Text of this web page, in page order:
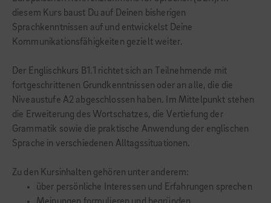
diesem Kurs baust Du auf Deinen bisherigen
Sprachkenntnissen auf und entwickelst Deine
Kommunikationsfähigkeiten gezielt weiter.
Der Englischkurs B1.1 richtet sich an Teilnehmende mit
fortgeschrittenen Grundkenntnissen oder an alle, die die
Niveaustufe A2 abgeschlossen haben. Im Mittelpunkt stehen
die Erweiterung des Wortschatzes, die Vertiefung der
Grammatik sowie die praktische Anwendung der englischen
Sprache in verschiedenen Alltagssituationen.
Zu den Kursinhalten gehören unter anderem:
über persönliche Interessen und Erfahrungen sprechen